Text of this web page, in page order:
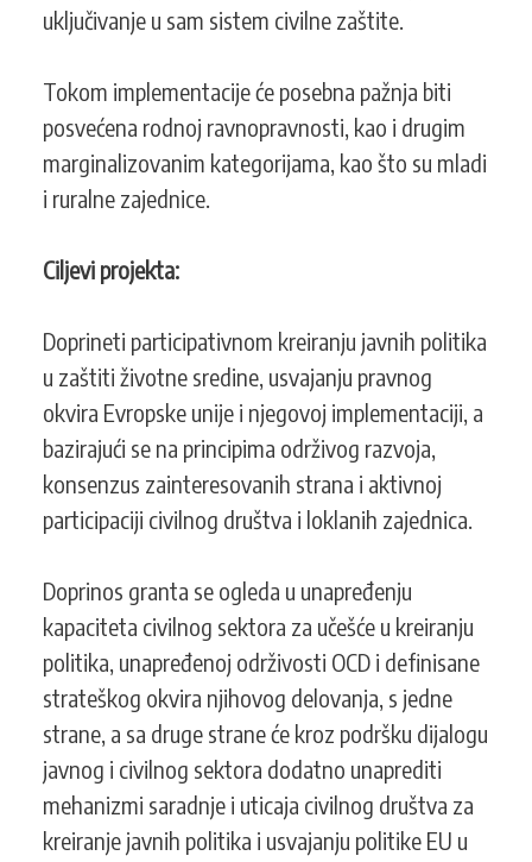
uključivanje u sam sistem civilne zaštite.
Tokom implementacije će posebna pažnja biti
posvećena rodnoj ravnopravnosti, kao i drugim
marginalizovanim kategorijama, kao što su mladi
i ruralne zajednice.
Ciljevi projekta:
Doprineti participativnom kreiranju javnih politika
u zaštiti životne sredine, usvajanju pravnog
okvira Evropske unije i njegovoj implementaciji, a
bazirajući se na principima održivog razvoja,
konsenzus zainteresovanih strana i aktivnoj
participaciji civilnog društva i loklanih zajednica.
Doprinos granta se ogleda u unapređenju
kapaciteta civilnog sektora za učešće u kreiranju
politika, unapređenoj održivosti OCD i definisane
strateškog okvira njihovog delovanja, s jedne
strane, a sa druge strane će kroz podršku dijalogu
javnog i civilnog sektora dodatno unaprediti
mehanizmi saradnje i uticaja civilnog društva za
kreiranje javnih politika i usvajanju politike EU u